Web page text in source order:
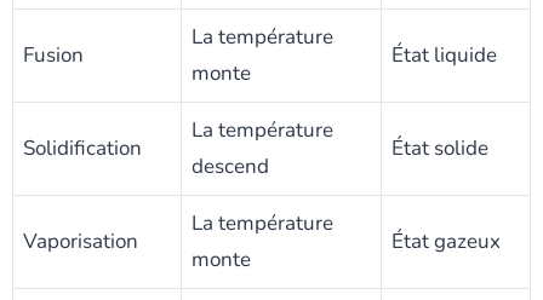
Fusion
La température
monte
État liquide
Solidification
La température
descend
État solide
Vaporisation
La température
monte
État gazeux